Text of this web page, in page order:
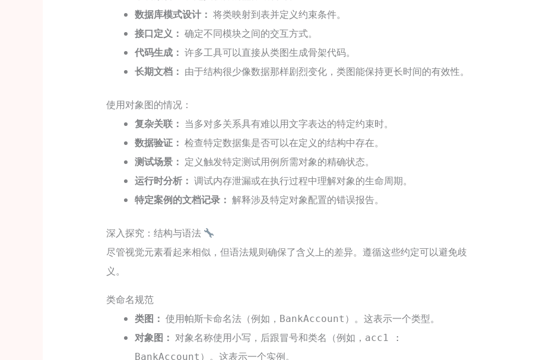
数据库模式设计： 将类映射到表并定义约束条件。
接口定义： 确定不同模块之间的交互方式。
代码生成： 许多工具可以直接从类图生成骨架代码。
长期文档： 由于结构很少像数据那样剧烈变化，类图能保持更长时间的有效性。
使用对象图的情况：
复杂关联： 当多对多关系具有难以用文字表达的特定约束时。
数据验证： 检查特定数据集是否可以在定义的结构中存在。
测试场景： 定义触发特定测试用例所需对象的精确状态。
运行时分析： 调试内存泄漏或在执行过程中理解对象的生命周期。
特定案例的文档记录： 解释涉及特定对象配置的错误报告。
深入探究：结构与语法
尽管视觉元素看起来相似，但语法规则确保了含义上的差异。遵循这些约定可以避免歧
义。
类命名规范
类图： 使用帕斯卡命名法（例如， BankAccount ）。这表示一个类型。
对象图： 对象名称使用小写，后跟冒号和类名（例如， acc1 :
BankAccount ）。这表示一个实例。